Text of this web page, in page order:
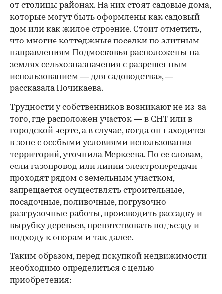
от столицы районах. На них стоят садовые дома,
которые могут быть оформлены как садовый
дом или как жилое строение. Стоит отметить,
что многие коттеджные поселки по элитным
направлениям Подмосковья расположены на
землях сельхозназначения с разрешенным
использованием — для садоводства», —
рассказала Почикаева.
Трудности у собственников возникают не из-за
того, где расположен участок — в СНТ или в
городской черте, а в случае, когда он находится
в зоне с особыми условиями использования
территорий, уточнила Меркеева. По ее словам,
если газопровод или линии электропередачи
проходят рядом с земельным участком,
запрещается осуществлять строительные,
посадочные, поливочные, погрузочно-
разгрузочные работы, производить рассадку и
вырубку деревьев, препятствовать подъезду и
подходу к опорам и так далее.
Таким образом, перед покупкой недвижимости
необходимо определиться с целью
приобретения: